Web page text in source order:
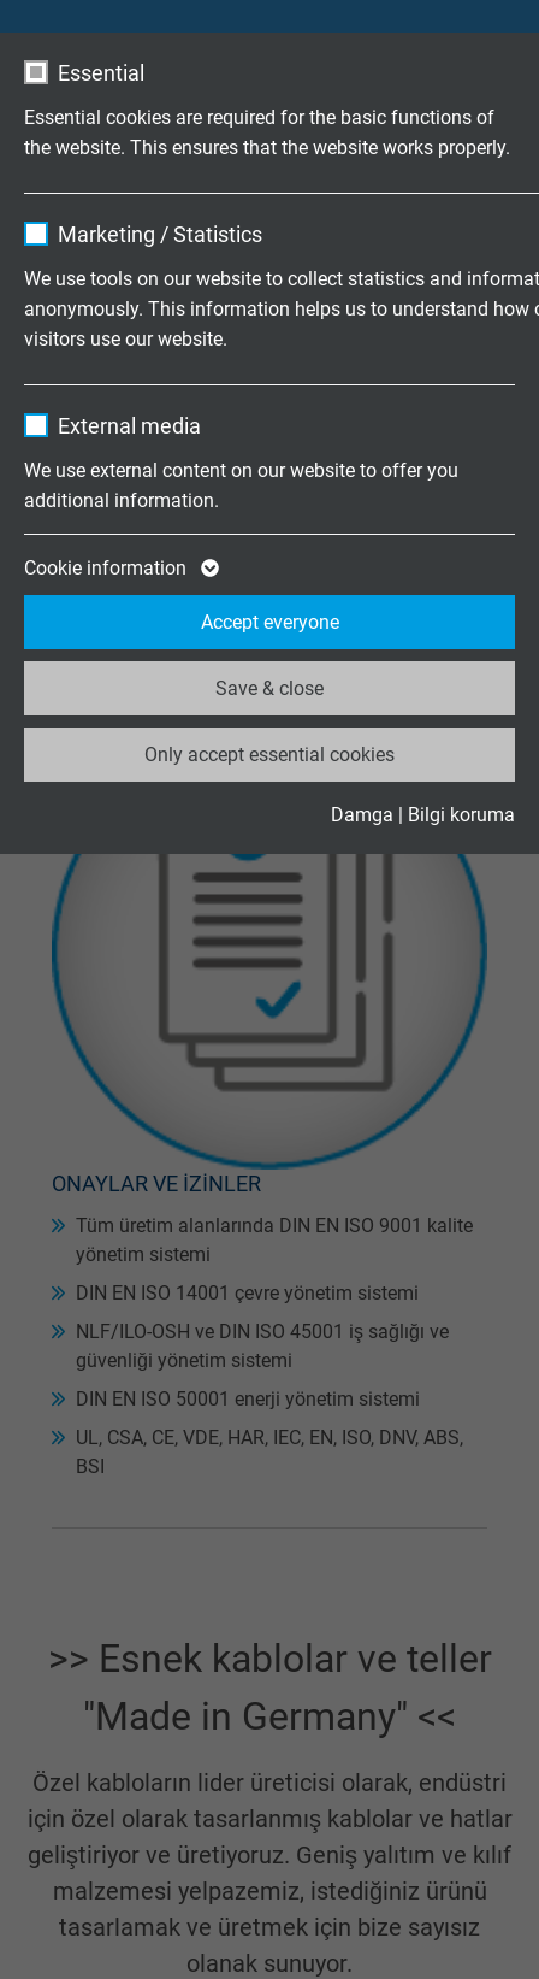
Essential
Essential cookies are required for the basic functions of
the website. This ensures that the website works properly.
Expire 1 year
Purpose
Marketing / Statistics
We use tools on our website to collect statistics and
anonymously. This information helps us to understand how
visitors use our website.
Expire 2 years
Purpose
Google cookie for website analysis.
statistical data on how the visitor uses the
website.
_ga_XKZTZRJBX7, Google Analytics
Google LLC
Purpose
Google cookie for website analysis.
statistical data on how the visitor uses the
website.
Name _gid, Google Analytics
Vendor Google LLC
Purpose
Google cookie for website analysis.
statistical data on how the visitor uses the
website.
Name _gat_UA-36516539-1, Google Analytics
Vendor Google LLC
Vendor Google LLC
Expire 1 year
Purpose
Used by Google DoubleClick to register and
report the user's actions on the website
viewing or clicking on one of the provider's
ads, with the purpose of measuring the
effectiveness of an ad and showing
advertising to the user.
External media
We use external content on our website to offer you
additional information.
Cookie information
Only accept essential cookies
Save & close
Accept everyone
Damga | Bilgi koruma
ÜRÜNLER
Özel kablolar ve hatlar
ONAYLAR VE İZİNLER
Tüm üretim alanlarında DIN EN ISO 9001 kalite
yönetim sistemi
DIN EN ISO 14001 çevre yönetim sistemi
NLF/ILO-OSH ve DIN ISO 45001 iş sağlığı ve
güvenliği yönetim sistemi
DIN EN ISO 50001 enerji yönetim sistemi
UL, CSA, CE, VDE, HAR, IEC, EN, ISO, DNV, ABS,
BSI
>> Esnek kablolar ve teller
"Made in Germany" <<
Özel kabloların lider üreticisi olarak, endüstri
için özel olarak tasarlanmış kablolar ve hatlar
geliştiriyor ve üretiyoruz. Geniş yalıtım ve kılıf
malzemesi yelpazemiz, istediğiniz ürünü
tasarlamak ve üretmek için bize sayısız
olanak sunuyor.